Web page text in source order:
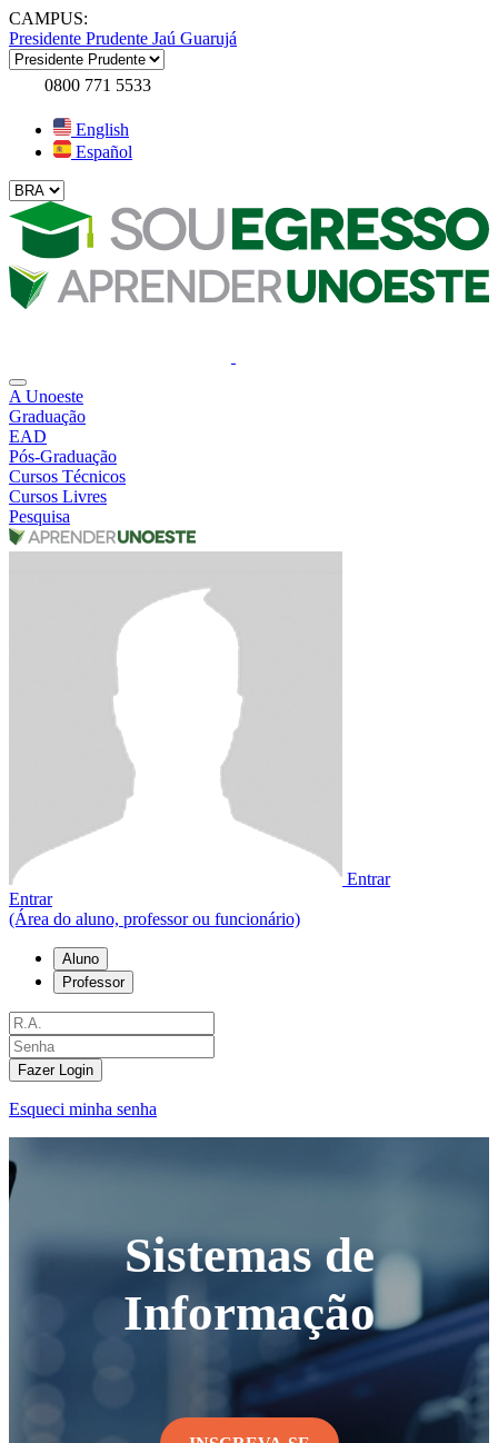
CAMPUS:
Presidente Prudente Jaú Guarujá
0800 771 5533
English
Español
A Unoeste
Graduação
EAD
Pós-Graduação
Cursos Técnicos
Cursos Livres
Pesquisa
Entrar
Entrar
(Área do aluno, professor ou funcionário)
Aluno
Professor
Fazer Login
Esqueci minha senha
Sistemas de
Informação